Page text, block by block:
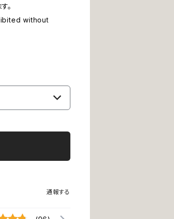
。
without
通報する